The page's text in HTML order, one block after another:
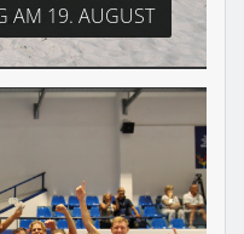
AM 19. AUGUST